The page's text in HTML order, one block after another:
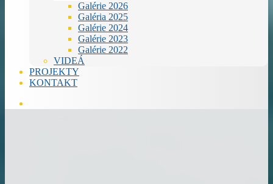
Galérie 2026
Galéria 2025
Galérie 2024
Galérie 2023
Galérie 2022
VIDEÁ
PROJEKTY
KONTAKT